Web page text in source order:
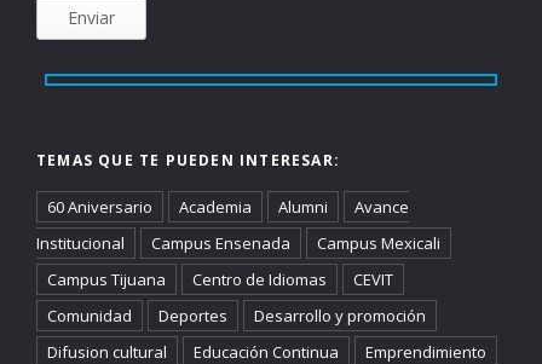
TEMAS QUE TE PUEDEN INTERESAR:
60 Aniversario Academia Alumni
Avance
Institucional
Campus Ensenada
Campus Mexicali
Campus Tijuana
Centro de Idiomas
CEVIT
Comunidad
Deportes
Desarrollo y promoción
Difusion cultural
Educación Continua
Emprendimiento